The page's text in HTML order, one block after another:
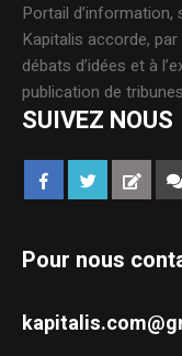
Portail d’information,
Kapitalis accorde,
débats d’idées et à
publication de
SUIVEZ NOUS
Pour nous